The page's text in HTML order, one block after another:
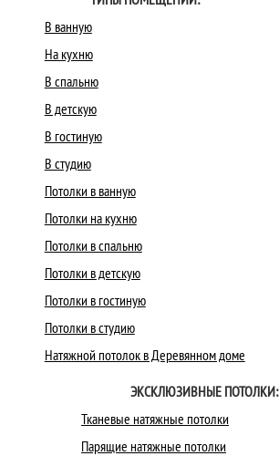
В ванную
На кухню
В спальню
В детскую
В гостиную
В студию
Потолки в ванную
Потолки на кухню
Потолки в спальню
Потолки в детскую
Потолки в гостиную
Потолки в студию
Натяжной потолок в Деревянном доме
ЭКСКЛЮЗИВНЫЕ ПОТОЛКИ:
Тканевые натяжные потолки
Парящие натяжные потолки